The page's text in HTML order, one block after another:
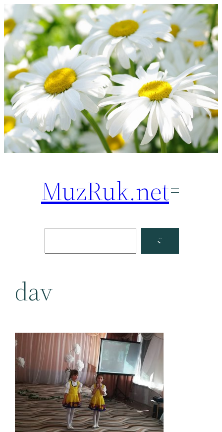
Перейти
к
содержимому
MuzRuk.net
Facebook
dav